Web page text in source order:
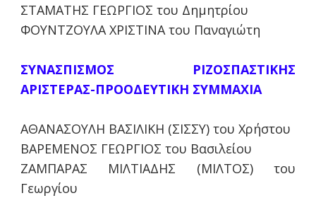
ΣΤΑΜΑΤΗΣ ΓΕΩΡΓΙΟΣ του Δημητρίου
ΦΟΥΝΤΖΟΥΛΑ ΧΡΙΣΤΙΝΑ του Παναγιώτη
ΣΥΝΑΣΠΙΣΜΟΣ ΡΙΖΟΣΠΑΣΤΙΚΗΣ
ΑΡΙΣΤΕΡΑΣ-ΠΡΟΟΔΕΥΤΙΚΗ ΣΥΜΜΑΧΙΑ
ΑΘΑΝΑΣΟΥΛΗ ΒΑΣΙΛΙΚΗ (ΣΙΣΣΥ) του Χρήστου
ΒΑΡΕΜΕΝΟΣ ΓΕΩΡΓΙΟΣ του Βασιλείου
ΖΑΜΠΑΡΑΣ ΜΙΛΤΙΑΔΗΣ (ΜΙΛΤΟΣ) του
Γεωργίου